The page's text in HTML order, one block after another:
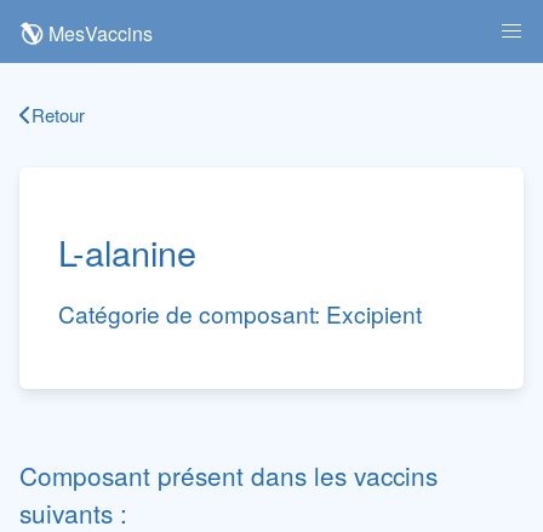
MesVaccins
Retour
L-alanine
Catégorie de composant: Excipient
Composant présent dans les vaccins
suivants :